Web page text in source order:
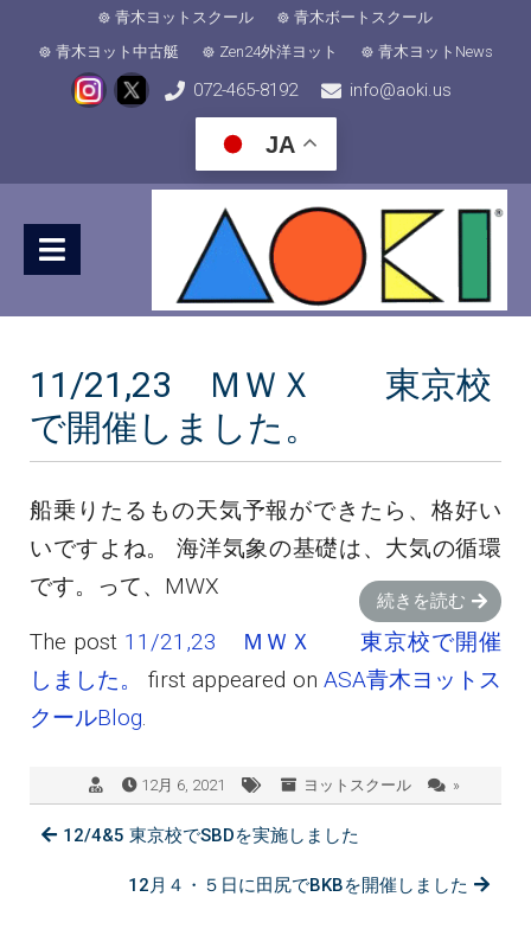
青木ヨットスクール
青木ボートスクール
青木ヨット中古艇
Zen24外洋ヨット 青木ヨットNews
072-465-8192 info@aoki.us
JA
11/21,23 ＭＷＸ 東京校
で開催しました。
船乗りたるもの天気予報ができたら、格好い
いですよね。 海洋気象の基礎は、大気の循環
です。って、MWX
続きを読む
The post 11/21,23 ＭＷＸ 東京校で開催
しました。
first appeared on ASA青木ヨットス
クールBlog.
12月 6, 2021 ヨットスクール »
12/4&5 東京校でSBDを実施しました
12月４・５日に田尻でBKBを開催しました